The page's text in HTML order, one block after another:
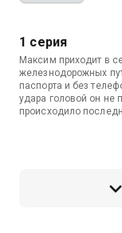
1 серия
Максим приходит в
железнодорожных
паспорта и без
удара головой он не
происходило